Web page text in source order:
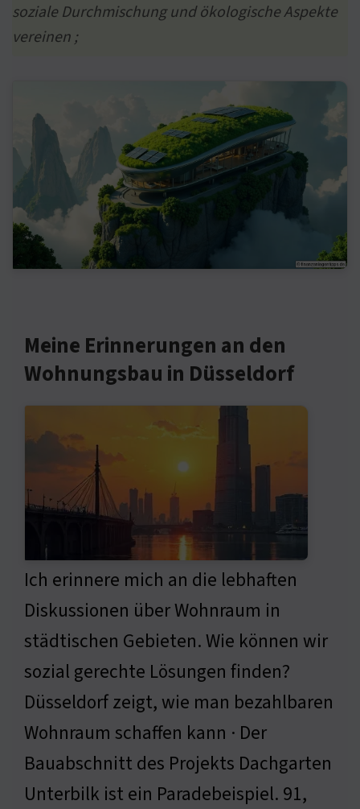
soziale Durchmischung und ökologische Aspekte
vereinen ;
Meine Erinnerungen an den
Wohnungsbau in Düsseldorf
Ich erinnere mich an die lebhaften
Diskussionen über Wohnraum in
städtischen Gebieten. Wie können wir
sozial gerechte Lösungen finden?
Düsseldorf zeigt, wie man bezahlbaren
Wohnraum schaffen kann · Der
Bauabschnitt des Projekts Dachgarten
Unterbilk ist ein Paradebeispiel. 91,